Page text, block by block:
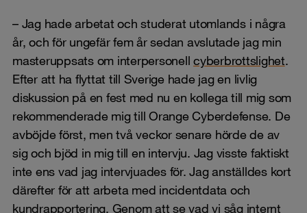
– Jag hade arbetat och studerat utomlands i några
år, och för ungefär fem år sedan avslutade jag min
masteruppsats om interpersonell cyberbrottslighet.
Efter att ha flyttat till Sverige hade jag en livlig
diskussion på en fest med nu en kollega till mig som
rekommenderade mig till Orange Cyberdefense. De
avböjde först, men två veckor senare hörde de av
sig och bjöd in mig till en intervju. Jag visste faktiskt
inte ens vad jag intervjuades för. Jag anställdes kort
därefter för att arbeta med incidentdata och
kundrapportering. Genom att se vad vi såg internt